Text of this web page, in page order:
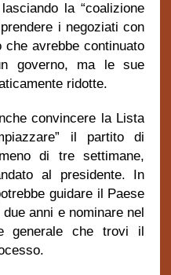
la “coalizione
i negoziati con
che avrebbe continuato
governo, ma le sue
ridotte.
convincere la Lista
il partito di
di tre settimane,
al presidente. In
guidare il Paese
anni e nominare nel
generale che trovi il